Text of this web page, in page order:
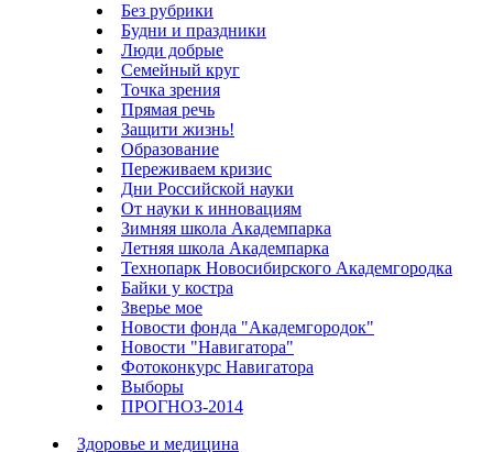
Без рубрики
Будни и праздники
Люди добрые
Семейный круг
Точка зрения
Прямая речь
Защити жизнь!
Образование
Переживаем кризис
Дни Российской науки
От науки к инновациям
Зимняя школа Академпарка
Летняя школа Академпарка
Технопарк Новосибирского Академгородка
Байки у костра
Зверье мое
Новости фонда "Академгородок"
Новости "Навигатора"
Фотоконкурс Навигатора
Выборы
ПРОГНОЗ-2014
Здоровье и медицина